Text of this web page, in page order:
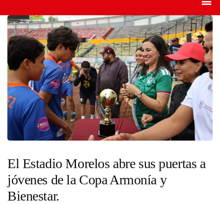
El Estadio Morelos abre sus puertas a
jóvenes de la Copa Armonía y
Bienestar.